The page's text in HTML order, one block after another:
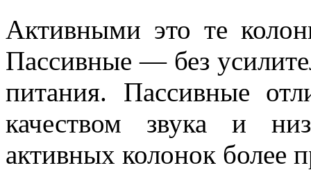
Активными это те
Пассивные — без
питания. Пассивные
качеством звука и
активных колонок более